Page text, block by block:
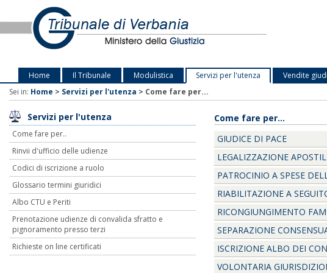
Home Il Tribunale Modulistica Servizi per l'utenza Vendite
Sei in: Home > Servizi per l'utenza > Come fare per...
Servizi per l'utenza
Come fare per..
Rinvii d'ufficio delle udienze
Codici di iscrizione a ruolo
Glossario termini giuridici
Albo CTU e Periti
Prenotazione udienze di convalida sfratto e
pignoramento presso terzi
Richieste on line certificati
Come fare per...
GIUDICE DI PACE
LEGALIZZAZIONE
PATROCINIO A SPESE
RIABILITAZIONE A
RICONGIUNGIMENTO
SEPARAZIONE
ISCRIZIONE ALBO DEI
VOLONTARIA